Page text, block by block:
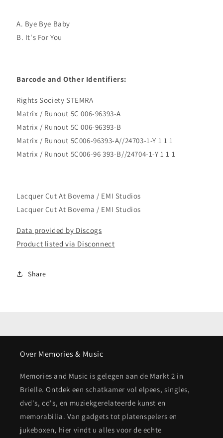
A. Bye Bye Baby
B. It's For You
Barcode and Other Identifiers:
Rights Society STEMRA
Matrix / Runout 5C 006-96393-A
Matrix / Runout 5C 006-96393-B
Matrix / Runout 5C006-96393-A//24703-1-Y 1 1 1
Matrix / Runout 5C006-96 393-B//24704-1-Y 1 1 1
Lacquer Cut At Bovema / EMI Studios
Lacquer Cut At Bovema / EMI Studios
Data provided by Discogs
Product listed via Disconnect
Share
Over Memories & Music
Memories and Music is gelegen aan de Markt 2 in
Brielle. Ontdek een schatkamer vol elpees, singles,
dvd's, cd's, en muziekgerelateerde kunst en
memorabilia. Van gadgets tot platenspelers en
jukeboxen, hier vindt u alles voor de echte